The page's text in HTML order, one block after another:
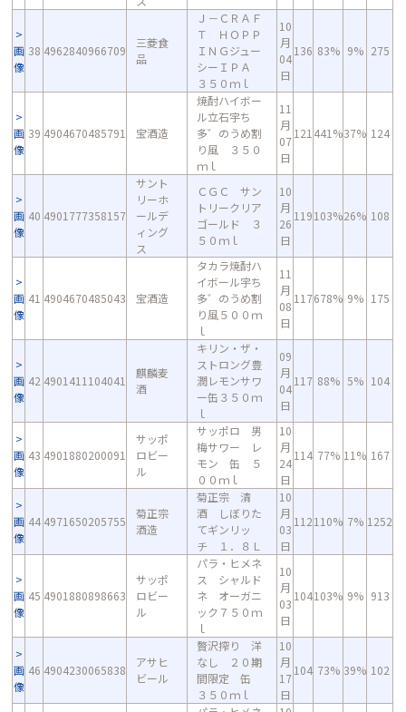
画
像
38 4962840966709
三菱食
品
Ｊ－ＣＲＡＦ
Ｔ ＨＯＰＰ
ＩＮＧジュー
シーＩＰＡ
３５０ｍｌ
10
月
04
日
136 83% 9% 275
画
像
39 4904670485791 宝酒造
焼酎ハイボー
ル立石宇ち
多゛のうめ割
り風 ３５０
ｍｌ
11
月
07
日
121 441%37% 124
画
像
40 4901777358157
サント
リーホ
ールデ
ィング
ス
ＣＧＣ サン
トリークリア
ゴールド ３
５０ｍｌ
10
月
26
日
119103%26% 108
画
像
41 4904670485043 宝酒造
タカラ焼酎ハ
イボール宇ち
多゛のうめ割
り風５００ｍ
ｌ
11
月
08
日
117678% 9% 175
画
像
42 4901411104041
麒麟麦
酒
キリン・ザ・
ストロング豊
潤レモンサワ
ー缶３５０ｍ
ｌ
09
月
04
日
117 88% 5% 104
画
像
43 4901880200091
サッポ
ロビー
ル
サッポロ 男
梅サワー レ
モン 缶 ５
００ｍｌ
10
月
24
日
114 77% 11% 167
画
像
44 4971650205755
菊正宗
酒造
菊正宗 清
酒 しぼりた
てギンリッ
チ １．８Ｌ
10
月
03
日
112110% 7% 1252
画
像
45 4901880898663
サッポ
ロビー
ル
パラ・ヒメネ
ス シャルド
ネ オーガニ
ック７５０ｍ
ｌ
10
月
03
日
104103% 9% 913
画
像
46 4904230065838
アサヒ
ビール
贅沢搾り 洋
なし ２０期
間限定 缶
３５０ｍｌ
10
月
17
日
104 73% 39% 102